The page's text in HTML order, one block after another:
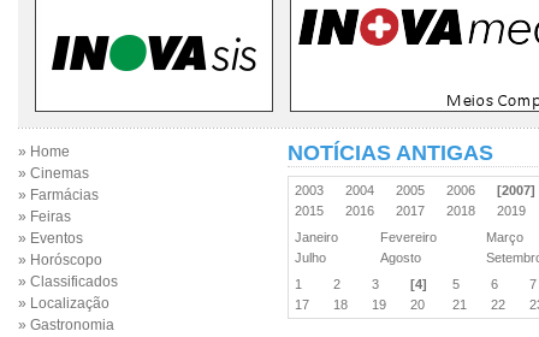
» Home
» Cinemas
» Farmácias
» Feiras
» Eventos
» Horóscopo
» Classificados
» Localização
» Gastronomia
NOTÍCIAS ANTIGAS
2003 2004 2005 2006
[2007]
2015
2016 2017 2018
2019
Janeiro
Fevereiro
Março
Julho
Agosto
1
2 3 [4] 5 6
17
18 19 20 21 22